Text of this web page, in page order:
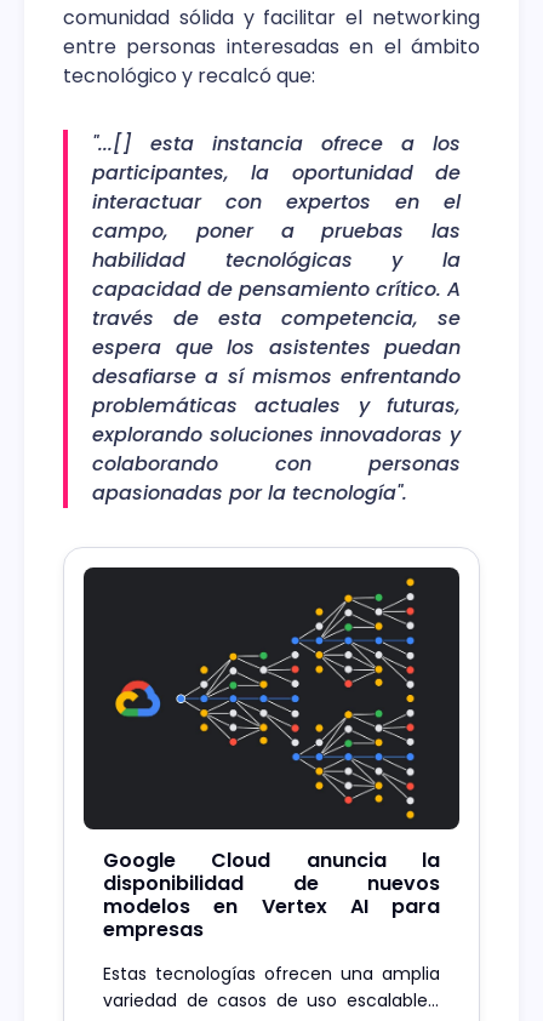
comunidad sólida y facilitar el networking
entre personas interesadas en el ámbito
tecnológico y recalcó que:
"...[] esta instancia ofrece a los
participantes, la oportunidad de
interactuar con expertos en el
campo, poner a pruebas las
habilidad tecnológicas y la
capacidad de pensamiento crítico. A
través de esta competencia, se
espera que los asistentes puedan
desafiarse a sí mismos enfrentando
problemáticas actuales y futuras,
explorando soluciones innovadoras y
colaborando con personas
apasionadas por la tecnología".
Google Cloud anuncia la
disponibilidad de nuevos
modelos en Vertex AI para
empresas
Estas tecnologías ofrecen una amplia
variedad de casos de uso escalables,